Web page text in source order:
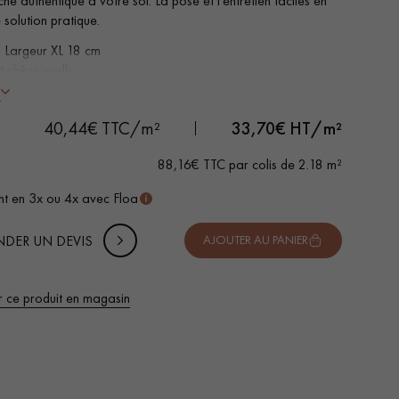
votre parquet.
solution pratique.
Largeur XL 18 cm
des 4 côtés
pièces d'eau
40,44€ TTC/m² 33,70€ HT/m²
88,16€ TTC par colis de 2.18 m²
en 3x ou 4x avec Floa
UN DEVIS
VOTRE PROJET
m²
10% de marge de sécurité (pour les chutes et les
Soit colis
AJOUTER AU PANIER
ce produit en magasin